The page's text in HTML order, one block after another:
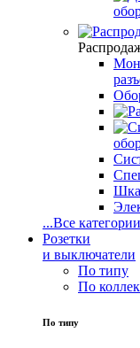
...Все категории
Розетки
и выключатели
По типу
По
По типу